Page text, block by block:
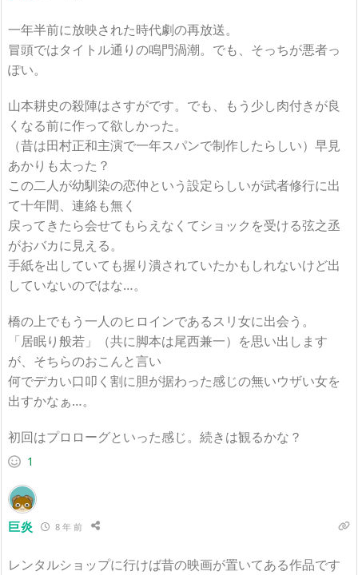
一年半前に放映された時代劇の再放送。
冒頭ではタイトル通りの鳴門渦潮。でも、そっちが悪者っ
ぽい。
山本耕史の殺陣はさすがです。でも、もう少し肉付きが良
くなる前に作って欲しかった。
（昔は田村正和主演で一年スパンで制作したらしい）早見
あかりも太った？
この二人が幼馴染の恋仲という設定らしいが武者修行に出
て十年間、連絡も無く
戻ってきたら会せてもらえなくてショックを受ける弦之丞
がおバカに見える。
手紙を出していても握り潰されていたかもしれないけど出
していないのではな…。
橋の上でもう一人のヒロインであるスリ女に出会う。
「居眠り般若」（共に脚本は尾西兼一）を思い出します
が、そちらのおこんと言い
何でデカい口叩く割に胆が据わった感じの無いウザい女を
出すかなぁ…。
初回はプロローグといった感じ。続きは観るかな？
1
巨炎 8 年 前
レンタルショップに行けば昔の映画が置いてある作品です